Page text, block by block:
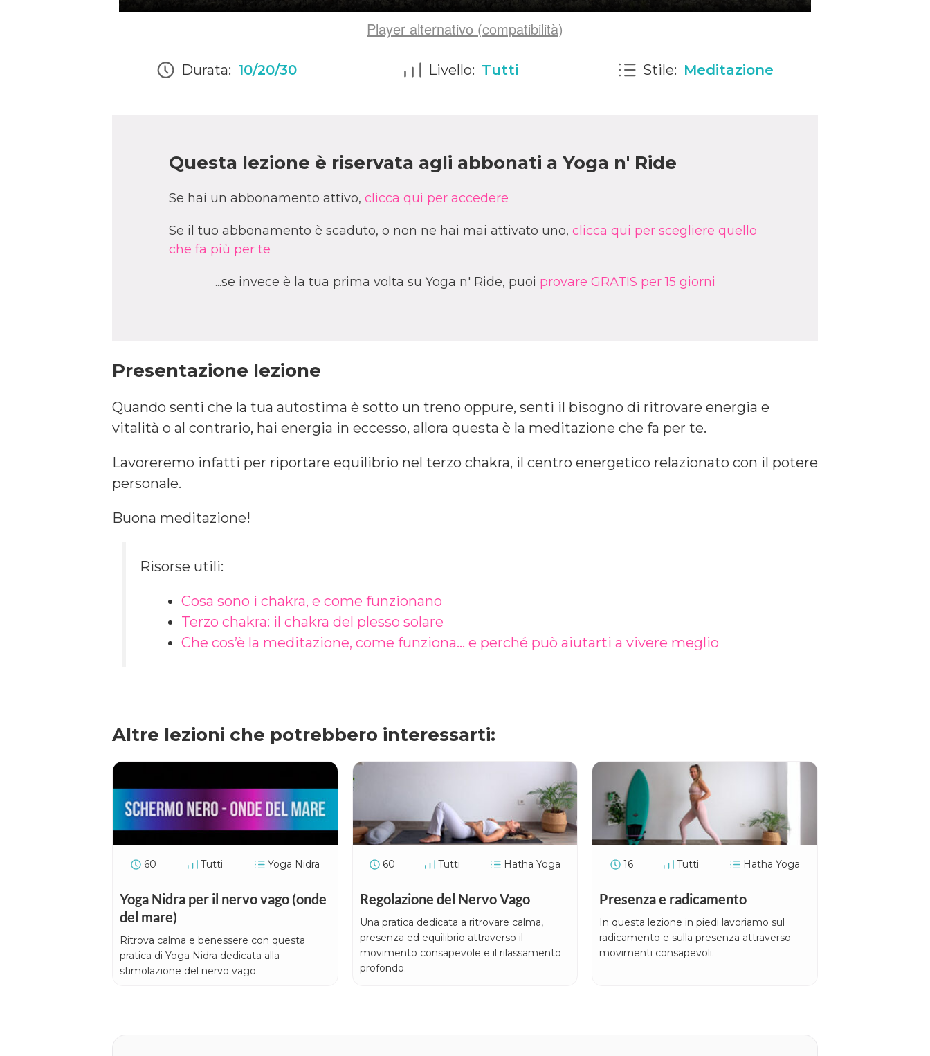
Player alternativo (compatibilità)
Durata: 10/20/30 Livello: Tutti Stile: Meditazione
Questa lezione è riservata agli abbonati a Yoga n' Ride
Se hai un abbonamento attivo, clicca qui per accedere
Se il tuo abbonamento è scaduto, o non ne hai mai attivato uno, clicca qui per scegliere quello
che fa più per te
...se invece è la tua prima volta su Yoga n' Ride, puoi provare GRATIS per 15 giorni
Presentazione lezione
Quando senti che la tua autostima è sotto un treno oppure, senti il bisogno di ritrovare energia e
vitalità o al contrario, hai energia in eccesso, allora questa è la meditazione che fa per te.
Lavoreremo infatti per riportare equilibrio nel terzo chakra, il centro energetico relazionato con il potere
personale.
Buona meditazione!
Risorse utili:
Cosa sono i chakra, e come funzionano
Terzo chakra: il chakra del plesso solare
Che cos’è la meditazione, come funziona… e perché può aiutarti a vivere meglio
Altre lezioni che potrebbero interessarti:
60 Tutti Yoga Nidra
Yoga Nidra per il nervo vago (onde
del mare)
Ritrova calma e benessere con questa
pratica di Yoga Nidra dedicata alla
stimolazione del nervo vago.
60 Tutti Hatha Yoga
Regolazione del Nervo Vago
Una pratica dedicata a ritrovare calma,
presenza ed equilibrio attraverso il
movimento consapevole e il rilassamento
profondo.
16 Tutti Hatha Yoga
Presenza e radicamento
In questa lezione in piedi lavoriamo sul
radicamento e sulla presenza attraverso
movimenti consapevoli.